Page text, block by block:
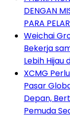
DENGAN
PARA
Weichai
Bekerja
Lebih Hijau
XCMG
Pasar
Depan,
Pemuda